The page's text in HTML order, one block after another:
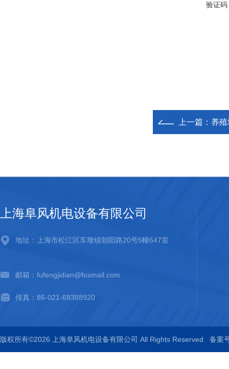
验证码
上一篇： 养
上海阜风机电设备有限公司
地址：上海市松江区车墩镇朝阳路20号5幢647室
邮箱：fufengjidian@foxmail.com
传真：86-021-68388920
版权所有©2026 上海阜风机电设备有限公司 All Rights Reserved 备案